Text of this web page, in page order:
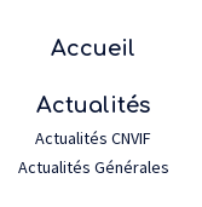
Accueil
Actualités
Actualités CNVIF
Actualités Générales